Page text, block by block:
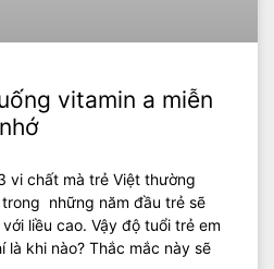
vitamin a miễn
vi chất mà trẻ Việt thường
những năm đầu trẻ sẽ
liều cao. Vậy độ tuổi trẻ em
là khi nào? Thắc mắc này sẽ